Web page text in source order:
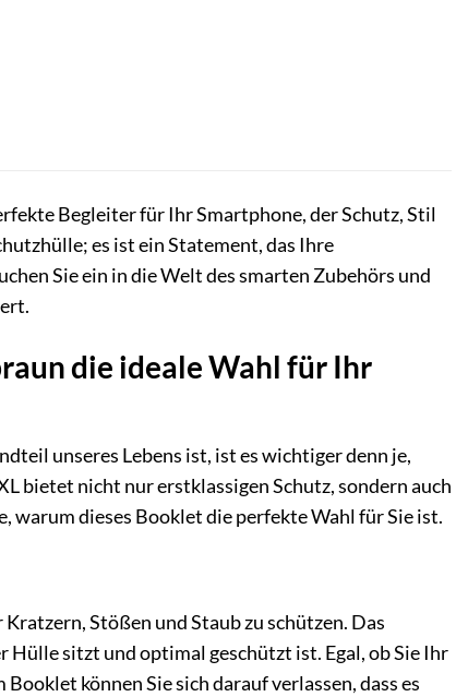
Begleiter für Ihr Smartphone, der Schutz, Stil
es ist ein Statement, das Ihre
Sie ein in die Welt des smarten Zubehörs und
die ideale Wahl für Ihr
unseres Lebens ist, ist es wichtiger denn je,
bietet nicht nur erstklassigen Schutz, sondern auch
dieses Booklet die perfekte Wahl für Sie ist.
Stößen und Staub zu schützen. Das
sitzt und optimal geschützt ist. Egal, ob Sie Ihr
können Sie sich darauf verlassen, dass es